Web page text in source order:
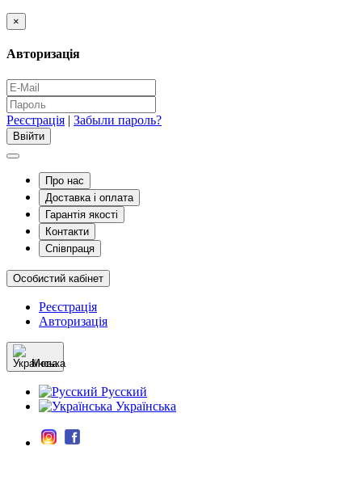
×
Авторизація
Реєстрація | Забыли пароль?
Про нас
Доставка і оплата
Гарантія якості
Контакти
Співпраця
Особистий кабінет
Реєстрація
Авторизація
Мова
Русский
Українська